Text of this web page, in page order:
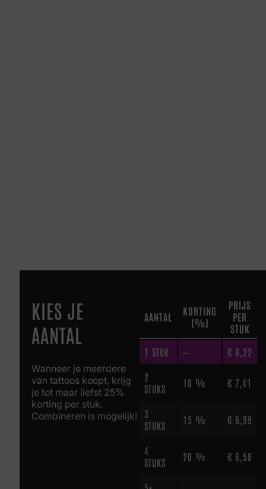
KIES JE
AANTAL
Wanneer je meerdere
van tattoos koopt, krijg
je tot maar liefst 25%
korting per stuk.
Combineren is mogelijk!
AANTAL
KORTING
(%)
PRIJS
PER
STUK
1 STUK — € 8,22
2
STUKS
10 % € 7,41
3
STUKS
15 % € 6,99
4
STUKS
20 % € 6,58